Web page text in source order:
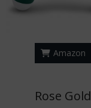
Amazon
Rose Gold